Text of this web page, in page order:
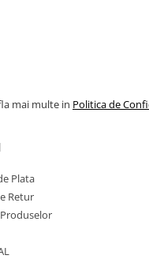
mai multe in Politica de
Plata
Retur